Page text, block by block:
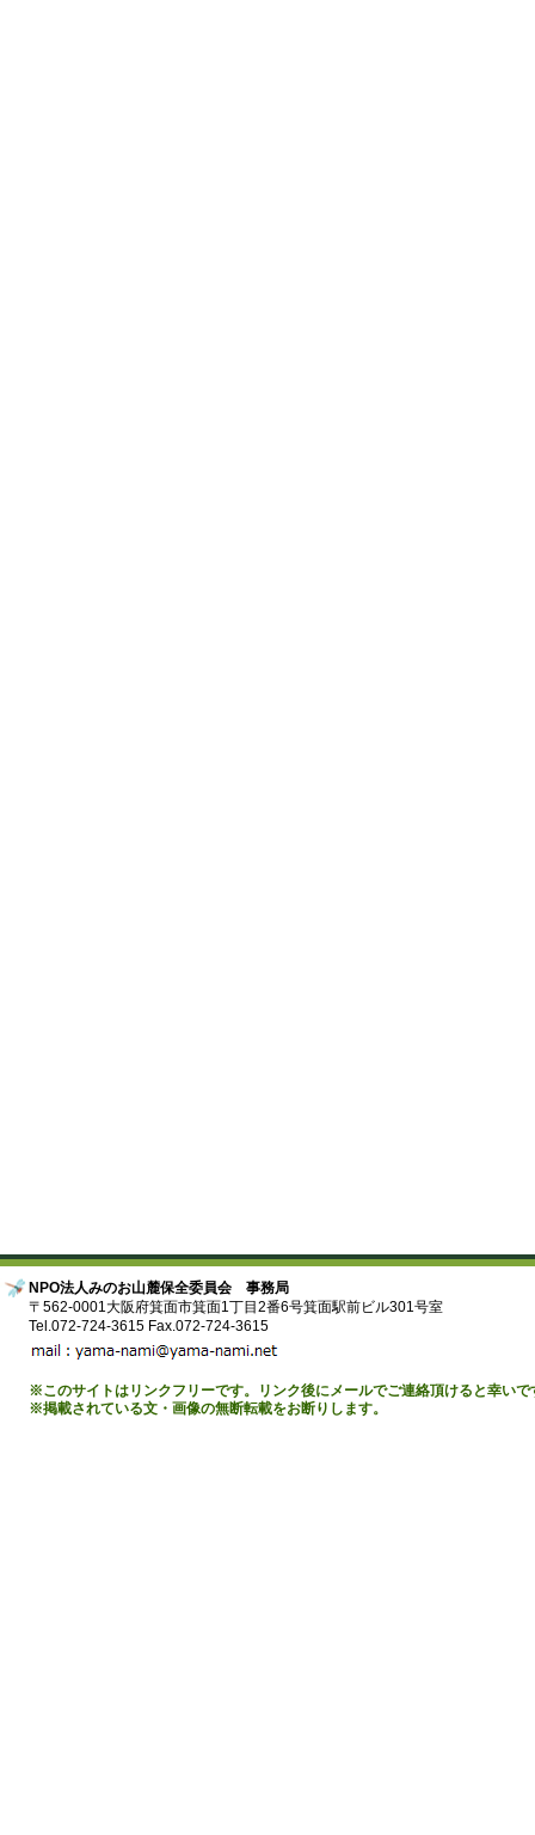
NPO法人みのお山麓保全委員会 事務局
〒562-0001大阪府箕面市箕面1丁目2番6号箕面駅前ビル301号室
Tel.072-724-3615 Fax.072-724-3615
※このサイトはリンクフリーです。リンク後にメールでご連絡頂けると幸いで
※掲載されている文・画像の無断転載をお断りします。